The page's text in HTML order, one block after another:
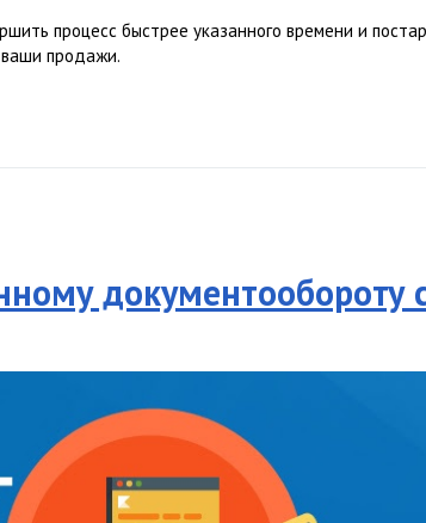
процесс быстрее указанного времени и
ваши продажи.
документообороту